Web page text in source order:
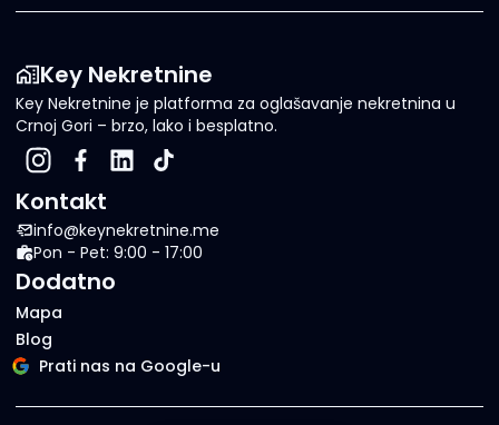
Key Nekretnine
Key Nekretnine je platforma za oglašavanje nekretnina u
Crnoj Gori – brzo, lako i besplatno.
Kontakt
info@keynekretnine.me
Pon - Pet: 9:00 - 17:00
Dodatno
Mapa
Blog
Prati nas na Google-u